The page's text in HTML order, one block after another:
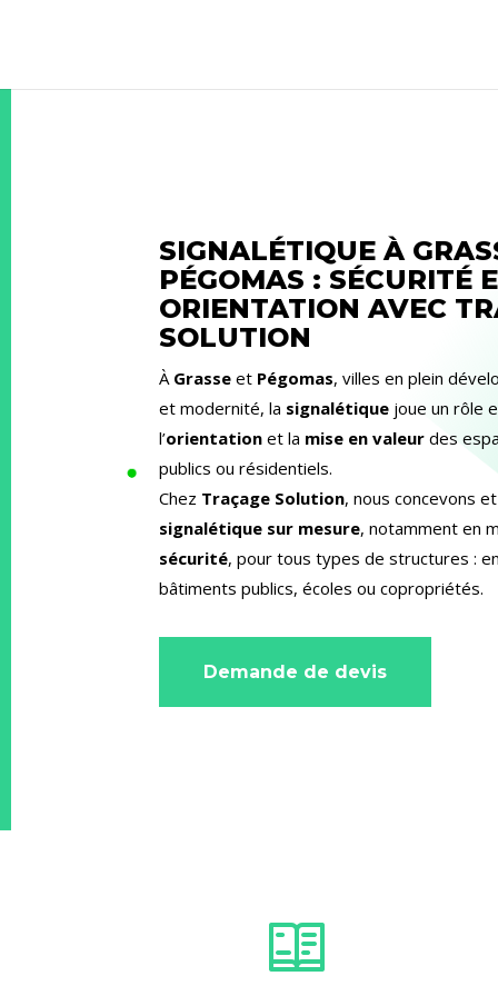
SIGNALÉTIQUE À
PÉGOMAS : SÉCURITÉ
ORIENTATION AVEC
SOLUTION
À Grasse et Pégomas, villes en plein
et modernité, la signalétique joue un rôle
l’orientation et la mise en valeur des
publics ou résidentiels.
Chez Traçage Solution, nous concevons
signalétique sur mesure, notamment en
sécurité, pour tous types de structures :
bâtiments publics, écoles ou copropriétés.
Demande de devis